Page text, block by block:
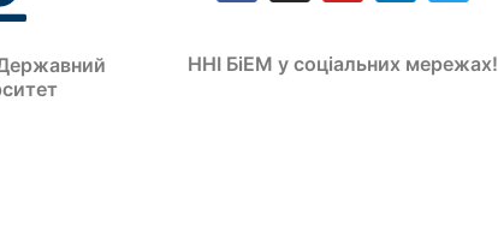
ННІ БіЕМ у соціальних мережах!